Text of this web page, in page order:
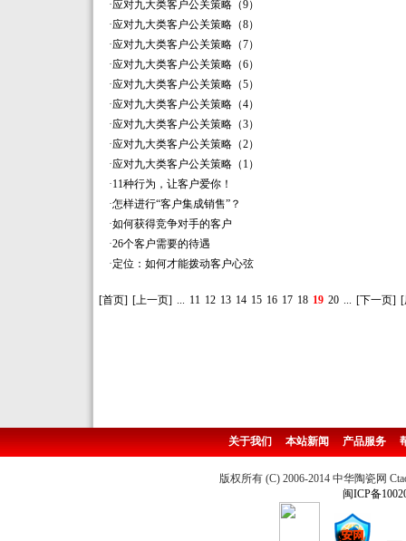
·应对九大类客户公关策略（9）
·应对九大类客户公关策略（8）
·应对九大类客户公关策略（7）
·应对九大类客户公关策略（6）
·应对九大类客户公关策略（5）
·应对九大类客户公关策略（4）
·应对九大类客户公关策略（3）
·应对九大类客户公关策略（2）
·应对九大类客户公关策略（1）
·11种行为，让客户爱你！
·怎样进行“客户集成销售”？
·如何获得竞争对手的客户
·26个客户需要的待遇
·定位：如何才能拨动客户心弦
[首页] [上一页] ... 11 12 13 14 15 16 17 18 19 20 ... [下一页]
关于我们 本站新闻 产品服务
版权所有 (C) 2006-2014 中华陶瓷网
闽ICP备